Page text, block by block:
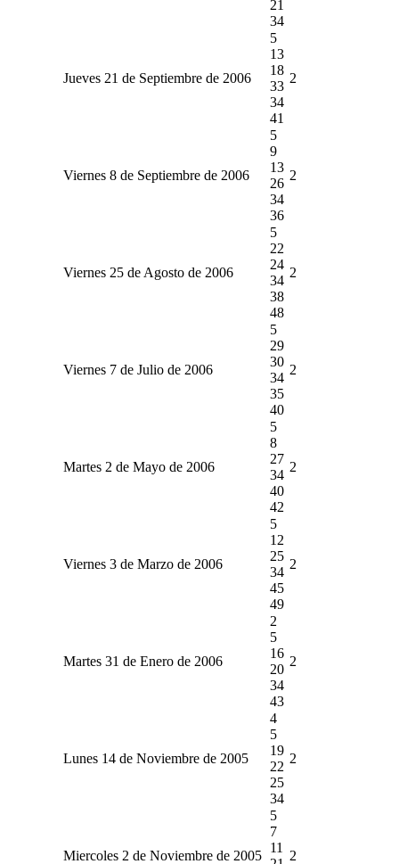
21
34
Jueves 21 de Septiembre de 2006
5
13
18
33
34
41
2
Viernes 8 de Septiembre de 2006
5
9
13
26
34
36
2
Viernes 25 de Agosto de 2006
5
22
24
34
38
48
2
Viernes 7 de Julio de 2006
5
29
30
34
35
40
2
Martes 2 de Mayo de 2006
5
8
27
34
40
42
2
Viernes 3 de Marzo de 2006
5
12
25
34
45
49
2
Martes 31 de Enero de 2006
2
5
16
20
34
43
2
Lunes 14 de Noviembre de 2005
4
5
19
22
25
34
2
Miercoles 2 de Noviembre de 2005
5
7
11
2